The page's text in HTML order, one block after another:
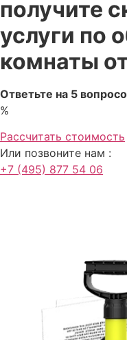
плинтусы, щели,
После осмотра
Препарат наносят на
клопов. Особое
основной очаг
Основные
Этап
Ищет
метода
получите
услуги по
комнаты
Ответьте на 5
%
Рассчитать стоимость
Или позвоните нам :
+7 (495) 877 54 06